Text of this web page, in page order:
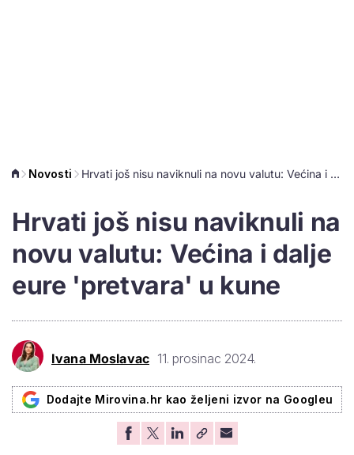
Novosti Hrvati još nisu naviknuli na novu valutu: Većina i dalje eure 'pretvara' u kune
Hrvati još nisu naviknuli na
novu valutu: Većina i dalje
eure 'pretvara' u kune
Ivana Moslavac 11. prosinac 2024.
Dodajte Mirovina.hr kao željeni izvor na Googleu